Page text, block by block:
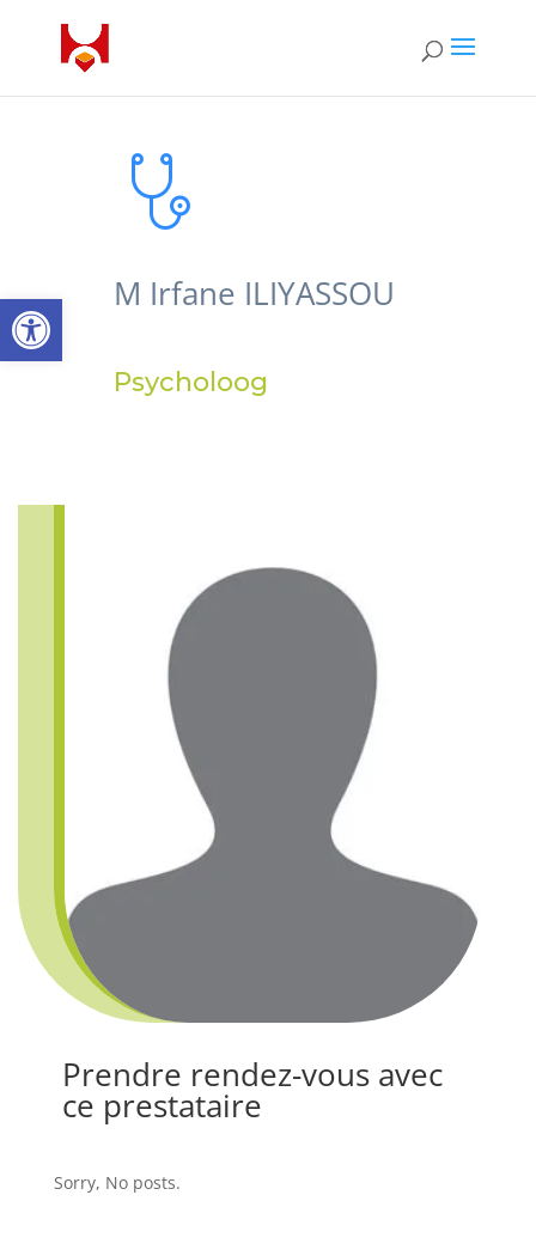
Open toolbarM Irfane ILIYASSOU
Psycholoog
Prendre rendez-vous avec
ce prestataire
Sorry, No posts.